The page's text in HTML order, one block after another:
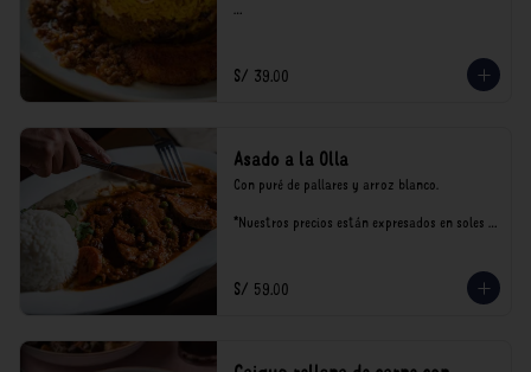
consumo.
S/ 39.00
Asado a la Olla
Con puré de pallares y arroz blanco.
*Nuestros precios están expresados en soles e
S/ 59.00